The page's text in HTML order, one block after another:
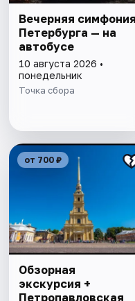
Вечерняя симфония
Петербурга — на
автобусе
10 августа 2026 •
понедельник
Точка сбора
от 700 ₽
Обзорная
экскурсия +
Петропавловская